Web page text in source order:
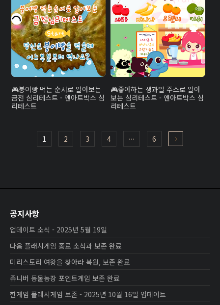
붕어빵 먹는 순서로 알아보는
금전 심리테스트 - 엔아트박스 심
리테스트
좋아하는 생과일 주스로 알아
보는 심리테스트 - 엔아트박스 심
리테스트
1 2 3 4 ··· 6
공지사항
업데이트 소식 - 2025년 5월 19일
다음 플래시게임 종료 소식과 보존 완료
미리스토리 여왕을 찾아라 복원, 보존 완료
쥬니버 동물농장 포인트게임 보존 완료
한게임 플래시게임 보존 - 2025년 10월 16일 업데이트